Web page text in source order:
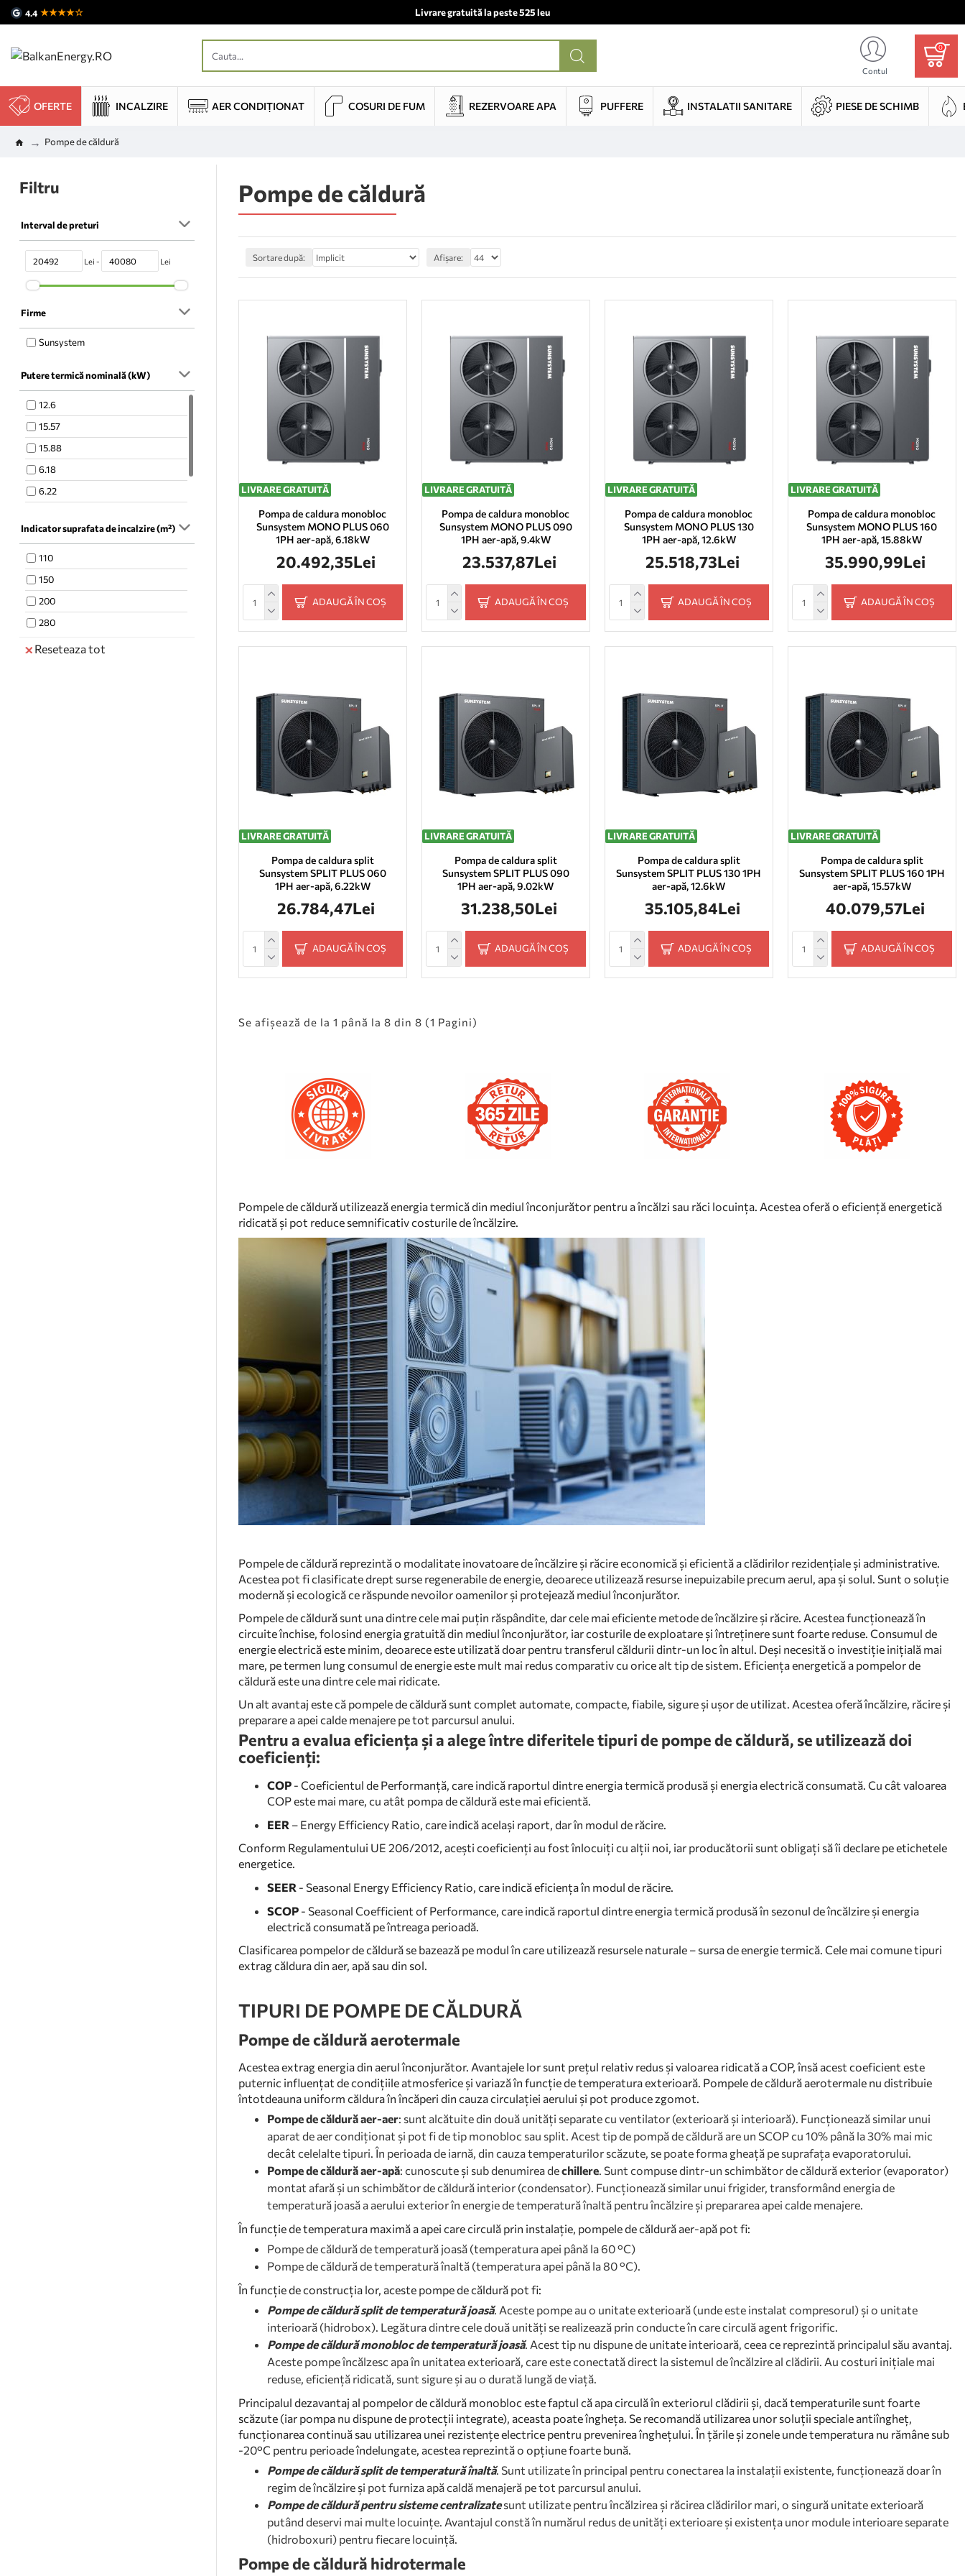
4.4 ★★★★☆ Livrare gratuită la peste 525 leu
Contul
0
OFERTE INCALZIRE AER CONDIȚIONAT COSURI DE FUM REZERVOARE APA PUFFERE INSTALATII SANITARE PIESE DE SCHIMB
Pompe de căldură
Filtru
Interval de preturi
Lei - Lei
Firme
Sunsystem
Putere termică nominală (kW)
12.6
15.57
15.88
6.18
6.22
9.4
Indicator suprafata de incalzire (m²)
110
150
200
280
Reseteaza tot
Pompe de căldură
Sortare după: Afișare:
LIVRARE GRATUITĂ
Pompa de caldura monobloc
Sunsystem MONO PLUS 060
1PH aer-apă, 6.18kW
20.492,35Lei
ADAUGĂ ÎN COȘ
LIVRARE GRATUITĂ
Pompa de caldura monobloc
Sunsystem MONO PLUS 090
1PH aer-apă, 9.4kW
23.537,87Lei
ADAUGĂ ÎN COȘ
LIVRARE GRATUITĂ
Pompa de caldura monobloc
Sunsystem MONO PLUS 130
1PH aer-apă, 12.6kW
25.518,73Lei
ADAUGĂ ÎN COȘ
LIVRARE GRATUITĂ
Pompa de caldura monobloc
Sunsystem MONO PLUS 160
1PH aer-apă, 15.88kW
35.990,99Lei
ADAUGĂ ÎN COȘ
LIVRARE GRATUITĂ
Pompa de caldura split
Sunsystem SPLIT PLUS 060
1PH aer-apă, 6.22kW
26.784,47Lei
ADAUGĂ ÎN COȘ
LIVRARE GRATUITĂ
Pompa de caldura split
Sunsystem SPLIT PLUS 090
1PH aer-apă, 9.02kW
31.238,50Lei
ADAUGĂ ÎN COȘ
LIVRARE GRATUITĂ
Pompa de caldura split
Sunsystem SPLIT PLUS 130 1PH
aer-apă, 12.6kW
35.105,84Lei
ADAUGĂ ÎN COȘ
LIVRARE GRATUITĂ
Pompa de caldura split
Sunsystem SPLIT PLUS 160 1PH
aer-apă, 15.57kW
40.079,57Lei
ADAUGĂ ÎN COȘ
Se afişează de la 1 până la 8 din 8 (1 Pagini)
Pompele de căldură utilizează energia termică din mediul înconjurător pentru a încălzi sau răci locuința. Acestea oferă o eficiență energetică
ridicată și pot reduce semnificativ costurile de încălzire.
Pompele de căldură reprezintă o modalitate inovatoare de încălzire și răcire economică și eficientă a clădirilor rezidențiale și administrative.
Acestea pot fi clasificate drept surse regenerabile de energie, deoarece utilizează resurse inepuizabile precum aerul, apa și solul. Sunt o soluție
modernă și ecologică ce răspunde nevoilor oamenilor și protejează mediul înconjurător.
Pompele de căldură sunt una dintre cele mai puțin răspândite, dar cele mai eficiente metode de încălzire și răcire. Acestea funcționează în
circuite închise, folosind energia gratuită din mediul înconjurător, iar costurile de exploatare și întreținere sunt foarte reduse. Consumul de
energie electrică este minim, deoarece este utilizată doar pentru transferul căldurii dintr-un loc în altul. Deși necesită o investiție inițială mai
mare, pe termen lung consumul de energie este mult mai redus comparativ cu orice alt tip de sistem. Eficiența energetică a pompelor de
căldură este una dintre cele mai ridicate.
Un alt avantaj este că pompele de căldură sunt complet automate, compacte, fiabile, sigure și ușor de utilizat. Acestea oferă încălzire, răcire și
preparare a apei calde menajere pe tot parcursul anului.
Pentru a evalua eficiența și a alege între diferitele tipuri de pompe de căldură, se utilizează doi
coeficienți:
COP - Coeficientul de Performanță, care indică raportul dintre energia termică produsă și energia electrică consumată. Cu cât valoarea
COP este mai mare, cu atât pompa de căldură este mai eficientă.
EER – Energy Efficiency Ratio, care indică același raport, dar în modul de răcire.
Conform Regulamentului UE 206/2012, acești coeficienți au fost înlocuiți cu alții noi, iar producătorii sunt obligați să îi declare pe etichetele
energetice.
SEER - Seasonal Energy Efficiency Ratio, care indică eficiența în modul de răcire.
SCOP - Seasonal Coefficient of Performance, care indică raportul dintre energia termică produsă în sezonul de încălzire și energia
electrică consumată pe întreaga perioadă.
Clasificarea pompelor de căldură se bazează pe modul în care utilizează resursele naturale – sursa de energie termică. Cele mai comune tipuri
extrag căldura din aer, apă sau din sol.
TIPURI DE POMPE DE CĂLDURĂ
Pompe de căldură aerotermale
Acestea extrag energia din aerul înconjurător. Avantajele lor sunt prețul relativ redus și valoarea ridicată a COP, însă acest coeficient este
puternic influențat de condițiile atmosferice și variază în funcție de temperatura exterioară. Pompele de căldură aerotermale nu distribuie
întotdeauna uniform căldura în încăperi din cauza circulației aerului și pot produce zgomot.
Pompe de căldură aer-aer: sunt alcătuite din două unități separate cu ventilator (exterioară și interioară). Funcționează similar unui
aparat de aer condiționat și pot fi de tip monobloc sau split. Acest tip de pompă de căldură are un SCOP cu 10% până la 30% mai mic
decât celelalte tipuri. În perioada de iarnă, din cauza temperaturilor scăzute, se poate forma gheață pe suprafața evaporatorului.
Pompe de căldură aer-apă: cunoscute și sub denumirea dechillere. Sunt compuse dintr-un schimbător de căldură exterior (evaporator)
montat afară și un schimbător de căldură interior (condensator). Funcționează similar unui frigider, transformând energia de
temperatură joasă a aerului exterior în energie de temperatură înaltă pentru încălzire și prepararea apei calde menajere.
În funcție de temperatura maximă a apei care circulă prin instalație, pompele de căldură aer-apă pot fi:
Pompe de căldură de temperatură joasă (temperatura apei până la 60 °C)
Pompe de căldură de temperatură înaltă (temperatura apei până la 80 °C).
În funcție de construcția lor, aceste pompe de căldură pot fi:
Pompe de căldură split de temperatură joasă. Aceste pompe au o unitate exterioară (unde este instalat compresorul) și o unitate
interioară (hidrobox). Legătura dintre cele două unități se realizează prin conducte în care circulă agent frigorific.
Pompe de căldură monobloc de temperatură joasă. Acest tip nu dispune de unitate interioară, ceea ce reprezintă principalul său avantaj.
Aceste pompe încălzesc apa în unitatea exterioară, care este conectată direct la sistemul de încălzire al clădirii. Au costuri inițiale mai
reduse, eficiență ridicată, sunt sigure și au o durată lungă de viață.
Principalul dezavantaj al pompelor de căldură monobloc este faptul că apa circulă în exteriorul clădirii și, dacă temperaturile sunt foarte
scăzute (iar pompa nu dispune de protecții integrate), aceasta poate îngheța. Se recomandă utilizarea unor soluții speciale antiîngheț,
funcționarea continuă sau utilizarea unei rezistențe electrice pentru prevenirea înghețului. În țările și zonele unde temperatura nu rămâne sub
-20°C pentru perioade îndelungate, acestea reprezintă o opțiune foarte bună.
Pompe de căldură split de temperatură înaltă. Sunt utilizate în principal pentru conectarea la instalații existente, funcționează doar în
regim de încălzire și pot furniza apă caldă menajeră pe tot parcursul anului.
Pompe de căldură pentru sisteme centralizatesunt utilizate pentru încălzirea și răcirea clădirilor mari, o singură unitate exterioară
putând deservi mai multe locuințe. Avantajul constă în numărul redus de unități exterioare și existența unor module interioare separate
(hidroboxuri) pentru fiecare locuință.
Pompe de căldură hidrotermale